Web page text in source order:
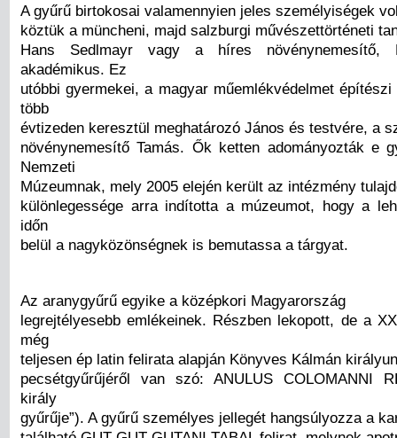
A gyűrű birtokosai valamennyien jeles személyiségek
köztük a müncheni, majd salzburgi művészettörténeti
Hans Sedlmayr vagy a híres növénynemesítő,
akadémikus. Ez
utóbbi gyermekei, a magyar műemlékvédelmet építészi
több
évtizeden keresztül meghatározó János és testvére, a
növénynemesítő Tamás. Ők ketten adományozták e
Nemzeti
Múzeumnak, mely 2005 elején került az intézmény
különlegessége arra indította a múzeumot, hogy a
időn
belül a nagyközönségnek is bemutassa a tárgyat.
Az aranygyűrű egyike a középkori Magyarország
legrejtélyesebb emlékeinek. Részben lekopott, de a
még
teljesen ép latin felirata alapján Könyves Kálmán
pecsétgyűrűjéről van szó: ANULUS COLOMANNI
király
gyűrűje”). A gyűrű személyes jellegét hangsúlyozza a